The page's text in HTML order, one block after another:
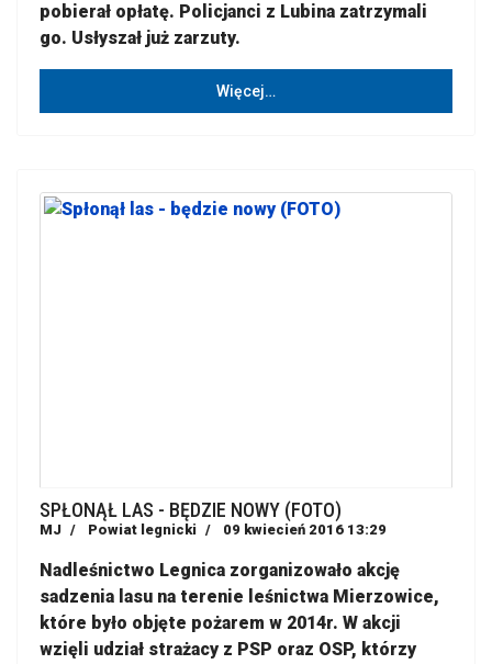
pobierał opłatę. Policjanci z Lubina zatrzymali
go. Usłyszał już zarzuty.
Więcej…
SPŁONĄŁ LAS - BĘDZIE NOWY (FOTO)
MJ Powiat legnicki 09 kwiecień 2016 13:29
Nadleśnictwo Legnica zorganizowało akcję
sadzenia lasu na terenie leśnictwa Mierzowice,
które było objęte pożarem w 2014r. W akcji
wzięli udział strażacy z PSP oraz OSP, którzy